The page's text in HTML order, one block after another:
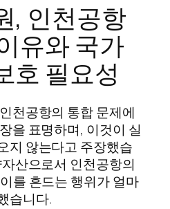
, 인천공항
유와 국가
호 필요성
천공항의 통합 문제에
을 표명하며, 이것이 실
지 않는다고 주장했습
산으로서 인천공항의
를 흔드는 행위가 얼마
습니다.